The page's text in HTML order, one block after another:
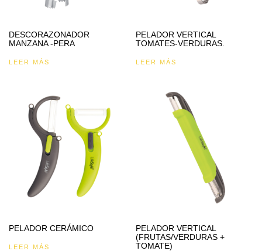
DESCORAZONADOR
MANZANA -PERA
LEER MÁS
PELADOR VERTICAL
TOMATES-VERDURAS.
LEER MÁS
PELADOR CERÁMICO
LEER MÁS
PELADOR VERTICAL
(FRUTAS/VERDURAS +
TOMATE)